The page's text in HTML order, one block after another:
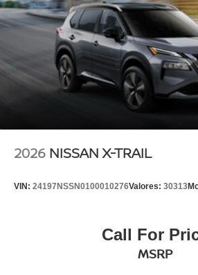
2026 NISSAN X-TRAIL
VIN: 24197NSSN0100010276Valores: 30313
Call For
MSRP